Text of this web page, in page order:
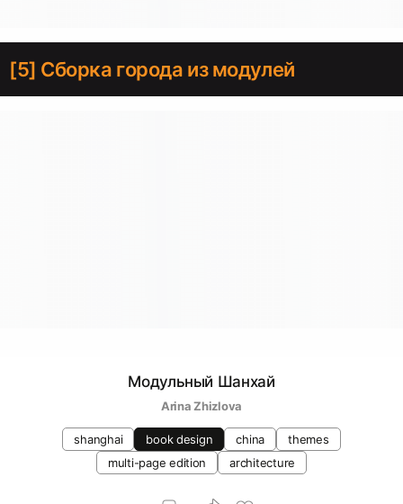
[5] Сборка города из модулей
Модульный Шанхай
Arina Zhizlova
shanghai book design china
themes
multi-page edition
architecture